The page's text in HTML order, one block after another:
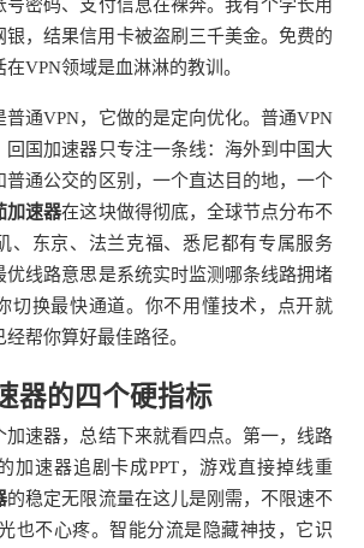
号密码、支付信息在裸奔。我有个学长用
银，结果信用卡被盗刷三千美金。免费的
VPN领域是血淋淋的教训。
普通VPN，它做的是定向优化。普通VPN
回国加速器只专注一条线：海外到中国大
普通公交的区别，一个直达目的地，一个
加速器在这块做得彻底，全球节点分布不
、东京、法兰克福、悉尼都有专属服务
优线路意思是系统实时监测哪条线路拥堵
切换最快通道。你不用懂技术，点开就
帮你算好最佳路径。
器的四个硬指标
加速器，总结下来就看四点。第一，线路
加速器追剧卡成PPT，游戏直接掉线重
的稳定无限流量在这儿是刚需，不限速不
也不心疼。智能分流是隐藏神技，它识